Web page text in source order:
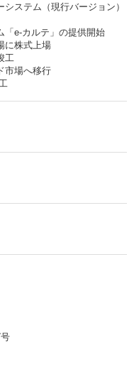
ステム（現行バージョン）
e-カルテ」の提供開始
に株式上場
工
場へ移行